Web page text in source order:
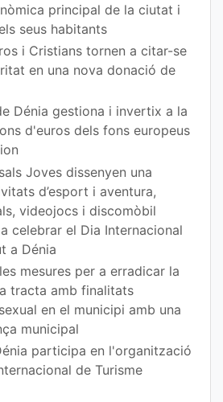
principal de la ciutat i
seus habitants
i Cristians tornen a citar-se
en una nova donació de
Dénia gestiona i invertix a la
d'euros dels fons europeus
Joves dissenyen una
d’esport i aventura,
videojocs i discomòbil
celebrar el Dia Internacional
a Dénia
mesures per a erradicar la
tracta amb finalitats
en el municipi amb una
municipal
participa en l'organització
de Turisme